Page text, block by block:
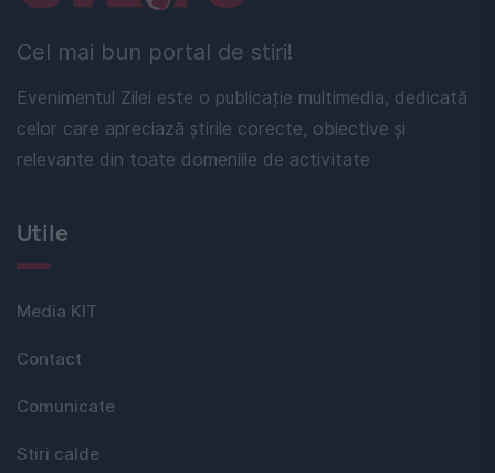
Cel mai bun portal de stiri!
Evenimentul Zilei este o publicație multimedia, dedicată
celor care apreciază știrile corecte, obiective și
relevante din toate domeniile de activitate
Utile
Media KIT
Contact
Comunicate
Stiri calde